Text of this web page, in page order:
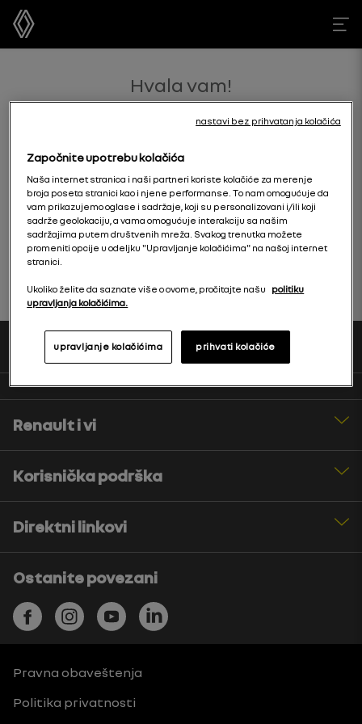
Hvala vam!
zahtev je potvrđen
pratite nas na
facebooku
početna stranica
Započnite upotrebu kolačića
Naša internet stranica i naši partneri koriste kolačiće za merenje
broja poseta stranici kao i njene performanse. To nam omogućuje da
vam prikazujemo oglase i sadržaje, koji su personalizovani i/ili koji
sadrže geolokaciju, a vama omogućuje interakciju sa našim
sadržajima putem društvenih mreža. Svakog trenutka možete
promeniti opcije u odeljku "Upravljanje kolačićima" na našoj internet
stranici.
Ukoliko želite da saznate više o ovome, pročitajte našu
politiku
upravljanja kolačićima.
prihvati kolačiće
upravljanje kolačićima
nastavi bez prihvatanja kolačića